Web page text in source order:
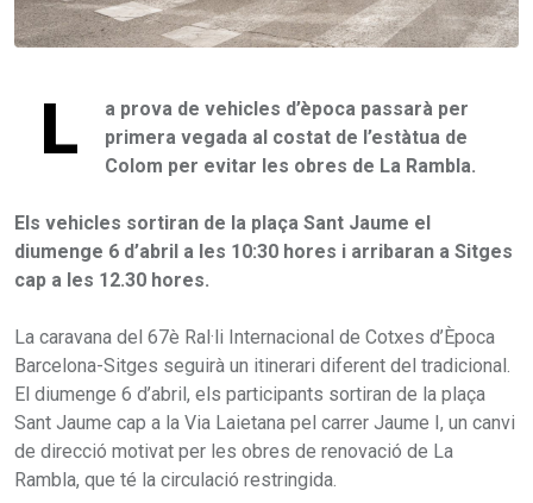
L
a prova de vehicles d’època passarà per
primera vegada al costat de l’estàtua de
Colom per evitar les obres de La Rambla.
Els vehicles sortiran de la plaça Sant Jaume el
diumenge 6 d’abril a les 10:30 hores i arribaran a Sitges
cap a les 12.30 hores.
La caravana del 67è Ral·li Internacional de Cotxes d’Època
Barcelona-Sitges seguirà un itinerari diferent del tradicional.
El diumenge 6 d’abril, els participants sortiran de la plaça
Sant Jaume cap a la Via Laietana pel carrer Jaume I, un canvi
de direcció motivat per les obres de renovació de La
Rambla, que té la circulació restringida.